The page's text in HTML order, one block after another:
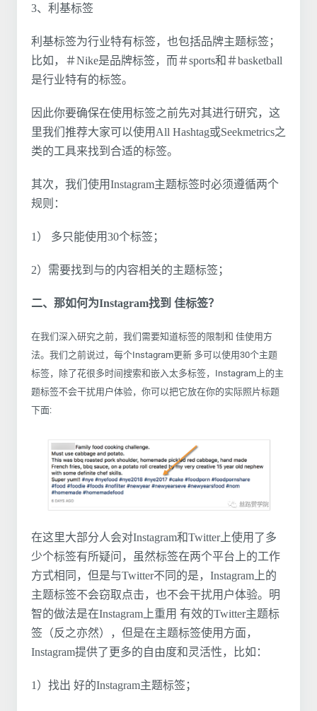
3、利基标签
利基标签为行业特有标签，也包括品牌主题标签；
比如，＃Nike是品牌标签，而＃sports和＃basketball
是行业特有的标签。
因此你要确保在使用标签之前先对其进行研究，这
里我们推荐大家可以使用All Hashtag或Seekmetrics之
类的工具来找到合适的标签。
其次，我们使用Instagram主题标签时必须遵循两个
规则：
1） 多只能使用30个标签；
2）需要找到与的内容相关的主题标签；
二、那如何为Instagram找到 佳标签？
在我们深入研究之前，我们需要知道标签的限制和 佳使用方
法。我们之前说过，每个Instagram更新 多可以使用30个主题
标签，除了花很多时间搜索和嵌入太多标签，Instagram上的主
题标签不会干扰用户体验，你可以把它放在你的实际照片标题
下面:
在这里大部分人会对Instagram和Twitter上使用了多
少个标签有所疑问，虽然标签在两个平台上的工作
方式相同，但是与Twitter不同的是，Instagram上的
主题标签不会窃取点击，也不会干扰用户体验。明
智的做法是在Instagram上重用 有效的Twitter主题标
签（反之亦然），但是在主题标签使用方面，
Instagram提供了更多的自由度和灵活性，比如：
1）找出 好的Instagram主题标签；